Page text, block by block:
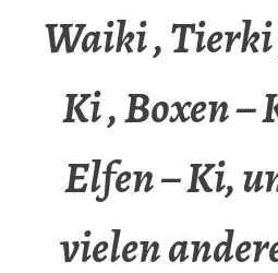
Waiki , Tierki
Ki , Boxen –
Elfen – Ki,
vielen